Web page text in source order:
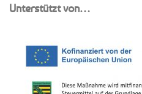
Unterstützt von…